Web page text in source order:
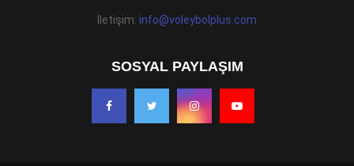
İletişim: info@voleybolplus.com
SOSYAL PAYLAŞIM